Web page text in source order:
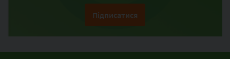
Підписатися